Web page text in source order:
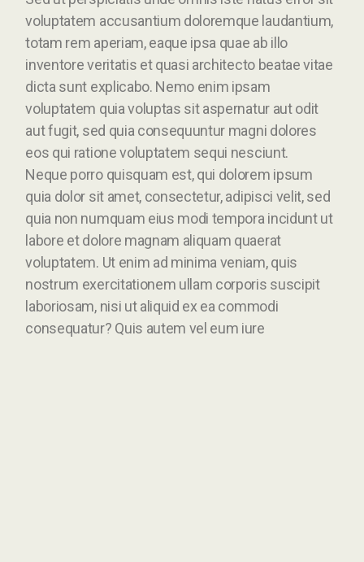
voluptatem accusantium doloremque laudantium,
totam rem aperiam, eaque ipsa quae ab illo
inventore veritatis et quasi architecto beatae vitae
dicta sunt explicabo. Nemo enim ipsam
voluptatem quia voluptas sit aspernatur aut odit
aut fugit, sed quia consequuntur magni dolores
eos qui ratione voluptatem sequi nesciunt.
Neque porro quisquam est, qui dolorem ipsum
quia dolor sit amet, consectetur, adipisci velit, sed
quia non numquam eius modi tempora incidunt ut
labore et dolore magnam aliquam quaerat
voluptatem. Ut enim ad minima veniam, quis
nostrum exercitationem ullam corporis suscipit
laboriosam, nisi ut aliquid ex ea commodi
consequatur? Quis autem vel eum iure